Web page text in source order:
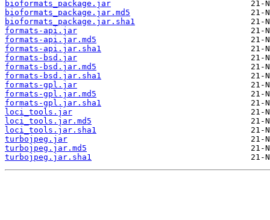
bioformats_package.jar
bioformats_package.jar.md5
bioformats_package.jar.sha1
formats-api.jar
formats-api.jar.md5
formats-api.jar.sha1
formats-bsd.jar
formats-bsd.jar.md5
formats-bsd.jar.sha1
formats-gpl.jar
formats-gpl.jar.md5
formats-gpl.jar.sha1
loci_tools.jar
loci_tools.jar.md5
loci_tools.jar.sha1
turbojpeg.jar
turbojpeg.jar.md5
turbojpeg.jar.sha1